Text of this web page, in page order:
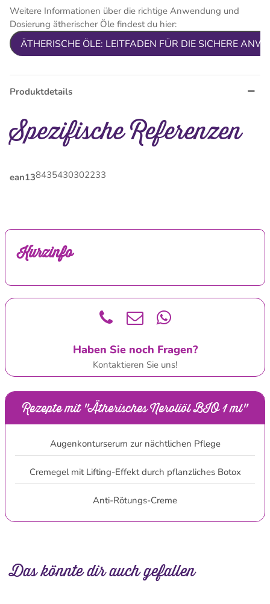
Weitere Informationen über die richtige Anwendung und
Dosierung ätherischer Öle findest du hier:
ÄTHERISCHE ÖLE: LEITFADEN FÜR DIE SICHERE
Produktdetails
Spezifische Referenzen
ean138435430302233
Kurzinfo
Haben Sie noch Fragen?
Kontaktieren Sie uns!
Rezepte mit "Ätherisches Neroliöl BIO 1 ml"
Augenkonturserum zur nächtlichen Pflege
Cremegel mit Lifting-Effekt durch pflanzliches Botox
Anti-Rötungs-Creme
Das könnte dir auch gefallen